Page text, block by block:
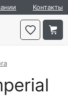
Контакты